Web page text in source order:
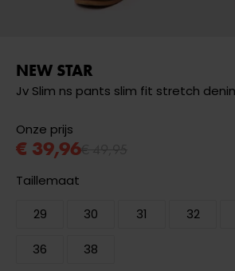
NEW STAR
Jv Slim ns pants slim fit stretch
Onze prijs
€ 39,96
Taillemaat
29
30 31 32
36 38